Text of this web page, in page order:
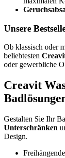
Unsere
Ob klassisch oder
beliebtesten
oder gewerbliche
Creavit
Gestalten Sie Ihr
Unterschränken
Design.